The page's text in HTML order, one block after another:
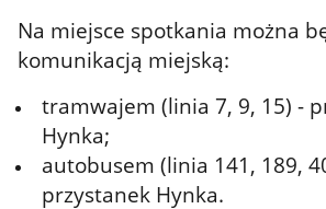
Na miejsce spotkania można
komunikacją miejską:
tramwajem (linia 7, 9, 15) -
Hynka;
autobusem (linia 141, 189,
przystanek Hynka.